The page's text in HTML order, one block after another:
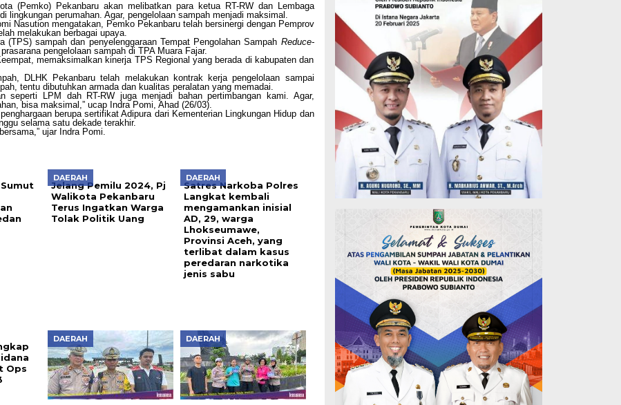
(Pemko) Pekanbaru akan melibatkan para ketua RT-RW dan Lembaga
lingkungan perumahan. Agar, pengelolaan sampah menjadi maksimal.
Nasution mengatakan, Pemko Pekanbaru telah bersinergi dengan Pemprov
melakukan berbagai upaya.
(TPS) sampah dan penyelenggaraan Tempat Pengolahan Sampah Reduce-
pengelolaan sampah di TPA Muara Fajar.
memaksimalkan kinerja TPS Regional yang berada di kabupaten dan
DLHK Pekanbaru telah melakukan kontrak kerja pengelolaan sampai
tentu dibutuhkan armada dan kualitas peralatan yang memadai.
seperti LPM dah RT-RW juga menjadi bahan pertimbangan kami. Agar,
bisa maksimal,” ucap Indra Pomi, Ahad (26/03).
berupa sertifikat Adipura dari Kementerian Lingkungan Hidup dan
selama satu dekade terakhir.
ujar Indra Pomi.
DAERAH
Jelang Pemilu 2024, Pj
Walikota Pekanbaru
Terus Ingatkan Warga
Tolak Politik Uang
DAERAH
Satres Narkoba Polres
Langkat kembali
mengamankan inisial
AD, 29, warga
Lhokseumawe,
Provinsi Aceh, yang
terlibat dalam kasus
peredaran narkotika
jenis sabu
Ops
DAERAH DAERAH